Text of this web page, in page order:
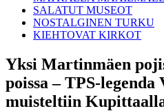
SALATUT MUSEOT
NOSTALGINEN TURKU
KIEHTOVAT KIRKOT
Yksi Martinmäen
poissa – TPS-
muisteltiin